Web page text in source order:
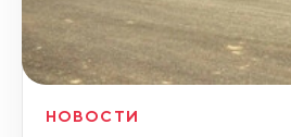
НОВОСТИ